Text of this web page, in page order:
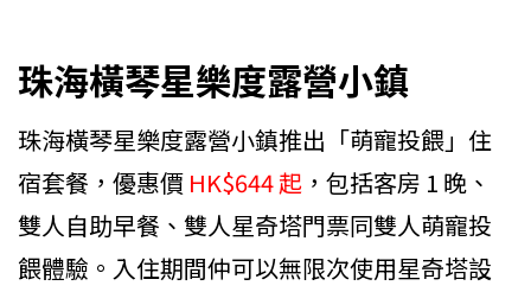
珠海橫琴星樂度露營小鎮
珠海橫琴星樂度露營小鎮推出「萌寵投餵」住
宿套餐，優惠價 HK$644 起 ，包括客房 1 晚、
雙人自助早餐、雙人星奇塔門票同雙人萌寵投
餵體驗。入住期間仲可以無限次使用星奇塔設